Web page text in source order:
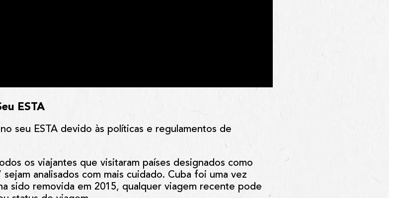
ESTA
seu ESTA devido às políticas e regulamentos de
os viajantes que visitaram países designados como
analisados com mais cuidado. Cuba foi uma vez
sido removida em 2015, qualquer viagem recente pode